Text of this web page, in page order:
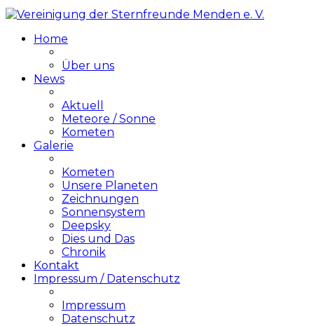
Home
Über uns
News
Aktuell
Meteore / Sonne
Kometen
Galerie
Kometen
Unsere Planeten
Zeichnungen
Sonnensystem
Deepsky
Dies und Das
Chronik
Kontakt
Impressum / Datenschutz
Impressum
Datenschutz